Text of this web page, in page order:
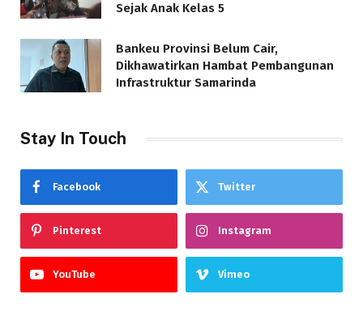
Sejak Anak Kelas 5
Bankeu Provinsi Belum Cair,
Dikhawatirkan Hambat Pembangunan
Infrastruktur Samarinda
Stay In Touch
Facebook Twitter
Pinterest Instagram
YouTube Vimeo